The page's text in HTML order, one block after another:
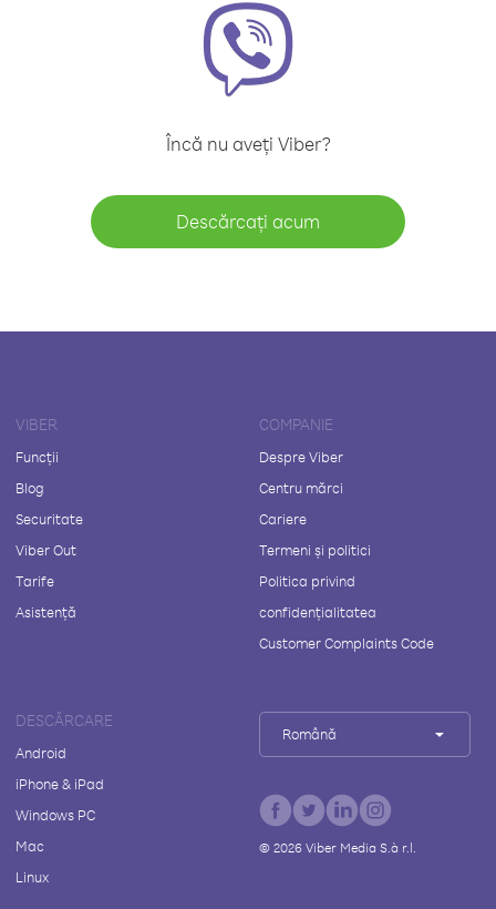
Încă nu aveți Viber?
Descărcați acum
VIBER
Funcții
Blog
Securitate
Viber Out
Tarife
Asistență
COMPANIE
Despre Viber
Centru mărci
Cariere
Termeni și politici
Politica privind
confidențialitatea
Customer Complaints Code
DESCĂRCARE
Android
iPhone & iPad
Windows PC
Mac
Linux
Română
© 2026Viber Media S.à r.l.